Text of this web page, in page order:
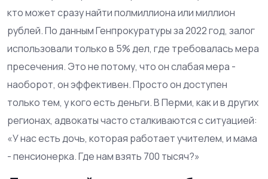
кто может сразу найти полмиллиона или миллион
рублей. По данным Генпрокуратуры за 2022 год, залог
использовали только в 5% дел, где требовалась мера
пресечения. Это не потому, что он слабая мера -
наоборот, он эффективен. Просто он доступен
только тем, у кого есть деньги. В Перми, как и в других
регионах, адвокаты часто сталкиваются с ситуацией:
«У нас есть дочь, которая работает учителем, и мама
- пенсионерка. Где нам взять 700 тысяч?»